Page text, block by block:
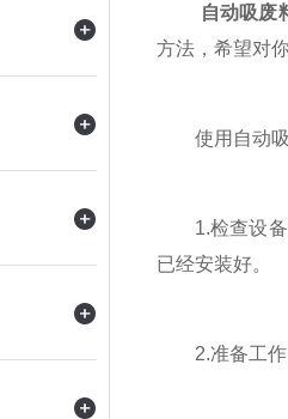
自动吸废
方法，希望对
使用自动吸
1.检查设备：
已经安装好。
2.准备工作区